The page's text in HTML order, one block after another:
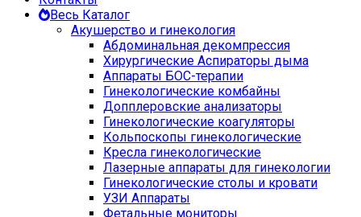
Весь Каталог
Акушерство и гинекология
Абдоминальная декомпрессия
Хирургические Аспираторы дыма
Аппараты БОС-терапии
Гинекологические комбайны
Допплеровские анализаторы
Гинекологические коагуляторы
Кольпоскопы гинекологические
Кресла гинекологические
Лазерные аппараты для гинекологии
Гинекологические столы и кровати
УЗИ Аппараты
Фетальные мониторы